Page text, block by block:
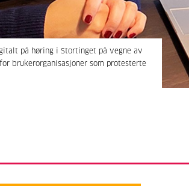
på høring i Stortinget på vegne av
brukerorganisasjoner som protesterte